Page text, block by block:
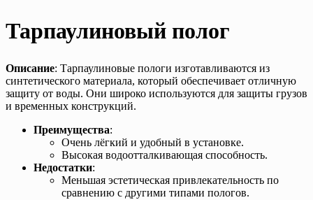
Тарпаулиновый полог
Описание: Тарпаулиновые пологи изготавливаются из
синтетического материала, который обеспечивает отличную
защиту от воды. Они широко используются для защиты грузов
и временных конструкций.
Преимущества:
Очень лёгкий и удобный в установке.
Высокая водоотталкивающая способность.
Недостатки:
Меньшая эстетическая привлекательность по
сравнению с другими типами пологов.